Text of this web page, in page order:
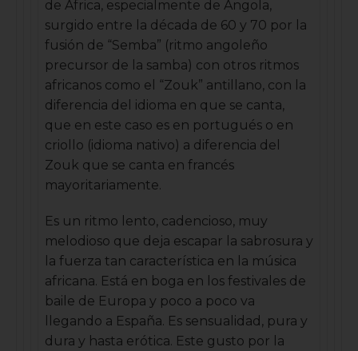
de África, especialmente de Angola,
surgido entre la década de 60 y 70 por la
fusión de “Semba” (ritmo angoleño
precursor de la samba) con otros ritmos
africanos como el “Zouk” antillano, con la
diferencia del idioma en que se canta,
que en este caso es en portugués o en
criollo (idioma nativo) a diferencia del
Zouk que se canta en francés
mayoritariamente.
Es un ritmo lento, cadencioso, muy
melodioso que deja escapar la sabrosura y
la fuerza tan característica en la música
africana. Está en boga en los festivales de
baile de Europa y poco a poco va
llegando a España. Es sensualidad, pura y
dura y hasta erótica. Este gusto por la